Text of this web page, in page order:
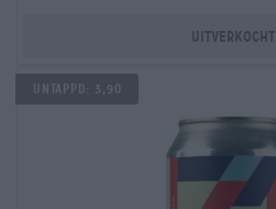
Uitverkocht
UNTAPPD: 3,90